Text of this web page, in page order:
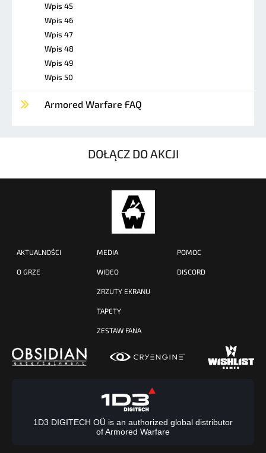
Wpis 45
Wpis 46
Wpis 47
Wpis 48
Wpis 49
Wpis 50
Armored Warfare FAQ
DOŁĄCZ DO AKCJI
AKTUALNOŚCI
O GRZE
MEDIA
WIDEO
ZRZUTY EKRANU
TAPETY
ZESTAW FANA
POMOC
DISCORD
1D3 DIGITECH OÜ is an authorized global distributor
of Armored Warfare